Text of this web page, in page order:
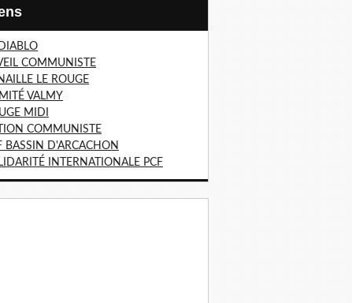
COMMUNISTE
LE ROUGE
VALMY
MIDI
COMMUNISTE
BASSIN D'ARCACHON
INTERNATIONALE PCF